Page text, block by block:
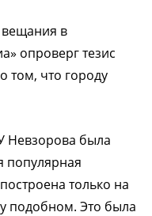
в
опроверг тезис
том, что городу
Невзорова была
популярная
только на
подобном. Это была